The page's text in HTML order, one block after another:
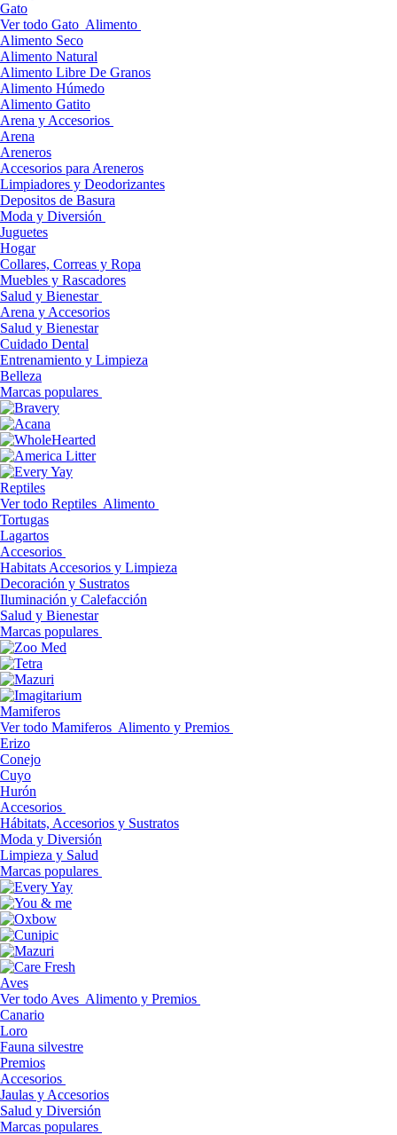
Gato
Ver todo Gato Alimento
Alimento Seco
Alimento Natural
Alimento Libre De Granos
Alimento Húmedo
Alimento Gatito
Arena y Accesorios
Arena
Areneros
Accesorios para Areneros
Limpiadores y Deodorizantes
Depositos de Basura
Moda y Diversión
Juguetes
Hogar
Collares, Correas y Ropa
Muebles y Rascadores
Salud y Bienestar
Arena y Accesorios
Salud y Bienestar
Cuidado Dental
Entrenamiento y Limpieza
Belleza
Marcas populares
Reptiles
Ver todo Reptiles Alimento
Tortugas
Lagartos
Accesorios
Habitats Accesorios y Limpieza
Decoración y Sustratos
Iluminación y Calefacción
Salud y Bienestar
Marcas populares
Mamiferos
Ver todo Mamiferos Alimento y Premios
Erizo
Conejo
Cuyo
Hurón
Accesorios
Hábitats, Accesorios y Sustratos
Moda y Diversión
Limpieza y Salud
Marcas populares
Aves
Ver todo Aves Alimento y Premios
Canario
Loro
Fauna silvestre
Premios
Accesorios
Jaulas y Accesorios
Salud y Diversión
Marcas populares